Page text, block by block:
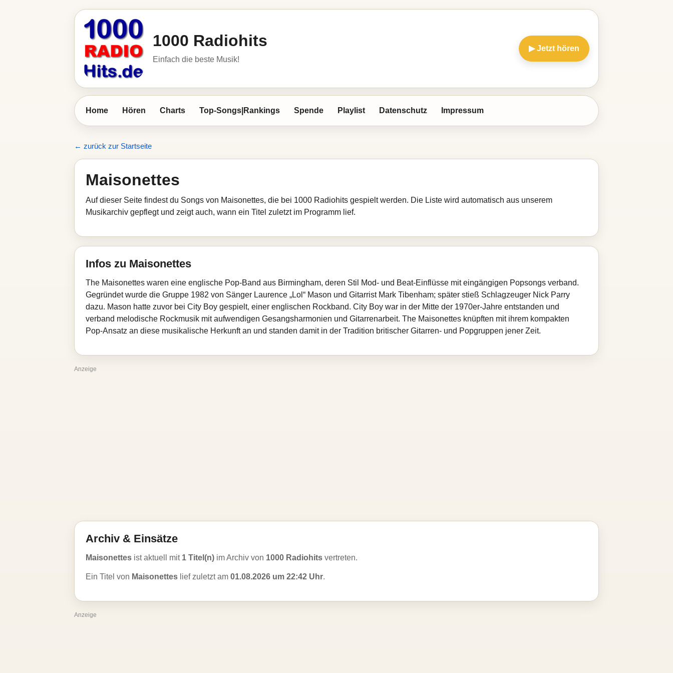
1000 Radiohits
Einfach die beste Musik!
▶ Jetzt hören
Home Hören Charts Top-Songs|Rankings Spende Playlist Datenschutz Impressum
← zurück zur Startseite
Maisonettes
Auf dieser Seite findest du Songs von Maisonettes, die bei 1000 Radiohits gespielt werden. Die Liste wird automatisch aus unserem
Musikarchiv gepflegt und zeigt auch, wann ein Titel zuletzt im Programm lief.
Infos zu Maisonettes
The Maisonettes waren eine englische Pop-Band aus Birmingham, deren Stil Mod- und Beat-Einflüsse mit eingängigen Popsongs verband.
Gegründet wurde die Gruppe 1982 von Sänger Laurence „Lol“ Mason und Gitarrist Mark Tibenham; später stieß Schlagzeuger Nick Parry
dazu. Mason hatte zuvor bei City Boy gespielt, einer englischen Rockband. City Boy war in der Mitte der 1970er-Jahre entstanden und
verband melodische Rockmusik mit aufwendigen Gesangsharmonien und Gitarrenarbeit. The Maisonettes knüpften mit ihrem kompakten
Pop-Ansatz an diese musikalische Herkunft an und standen damit in der Tradition britischer Gitarren- und Popgruppen jener Zeit.
Anzeige
Archiv & Einsätze
Maisonettes ist aktuell mit 1 Titel(n) im Archiv von 1000 Radiohits vertreten.
Ein Titel von Maisonettes lief zuletzt am 01.08.2026 um 22:42 Uhr.
Anzeige